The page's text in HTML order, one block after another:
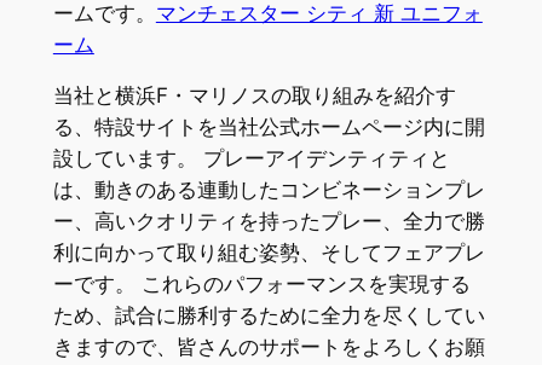
ームです。 マンチェスター シティ 新 ユニフォ
ーム
当社と横浜F・マリノスの取り組みを紹介す
る、特設サイトを当社公式ホームページ内に開
設しています。 プレーアイデンティティと
は、動きのある連動したコンビネーションプレ
ー、高いクオリティを持ったプレー、全力で勝
利に向かって取り組む姿勢、そしてフェアプレ
ーです。 これらのパフォーマンスを実現する
ため、試合に勝利するために全力を尽くしてい
きますので、皆さんのサポートをよろしくお願